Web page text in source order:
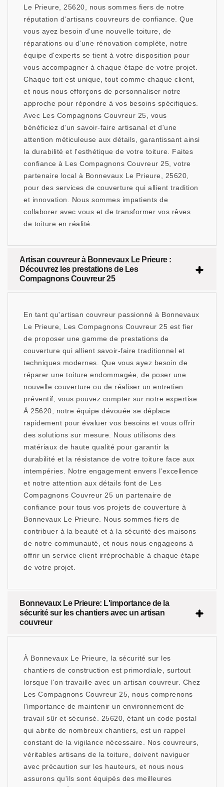
Le Prieure, 25620, nous sommes fiers de notre
réputation d'artisans couvreurs de confiance. Que
vous ayez besoin d'une nouvelle toiture, de
réparations ou d'une rénovation complète, notre
équipe d'experts se tient à votre disposition pour
vous accompagner à chaque étape de votre projet.
Chaque toit est unique, tout comme chaque client,
et nous nous efforçons de personnaliser notre
approche pour répondre à vos besoins spécifiques.
Avec Les Compagnons Couvreur 25, vous
bénéficiez d'un savoir-faire artisanal et d'une
attention méticuleuse aux détails, garantissant ainsi
la durabilité et l'esthétique de votre toiture. Faites
confiance à Les Compagnons Couvreur 25, votre
partenaire local à Bonnevaux Le Prieure, 25620,
pour des services de couverture qui allient tradition
et innovation. Nous sommes impatients de
collaborer avec vous et de transformer vos rêves
de toiture en réalité.
Artisan couvreur à Bonnevaux Le Prieure :
Découvrez les prestations de Les
Compagnons Couvreur 25
En tant qu'artisan couvreur passionné à Bonnevaux
Le Prieure, Les Compagnons Couvreur 25 est fier
de proposer une gamme de prestations de
couverture qui allient savoir-faire traditionnel et
techniques modernes. Que vous ayez besoin de
réparer une toiture endommagée, de poser une
nouvelle couverture ou de réaliser un entretien
préventif, vous pouvez compter sur notre expertise.
À 25620, notre équipe dévouée se déplace
rapidement pour évaluer vos besoins et vous offrir
des solutions sur mesure. Nous utilisons des
matériaux de haute qualité pour garantir la
durabilité et la résistance de votre toiture face aux
intempéries. Notre engagement envers l'excellence
et notre attention aux détails font de Les
Compagnons Couvreur 25 un partenaire de
confiance pour tous vos projets de couverture à
Bonnevaux Le Prieure. Nous sommes fiers de
contribuer à la beauté et à la sécurité des maisons
de notre communauté, et nous nous engageons à
offrir un service client irréprochable à chaque étape
de votre projet.
Bonnevaux Le Prieure: L'importance de la
sécurité sur les chantiers avec un artisan
couvreur
À Bonnevaux Le Prieure, la sécurité sur les
chantiers de construction est primordiale, surtout
lorsque l'on travaille avec un artisan couvreur. Chez
Les Compagnons Couvreur 25, nous comprenons
l'importance de maintenir un environnement de
travail sûr et sécurisé. 25620, étant un code postal
qui abrite de nombreux chantiers, est un rappel
constant de la vigilance nécessaire. Nos couvreurs,
véritables artisans de la toiture, doivent naviguer
avec précaution sur les hauteurs, et nous nous
assurons qu'ils sont équipés des meilleures